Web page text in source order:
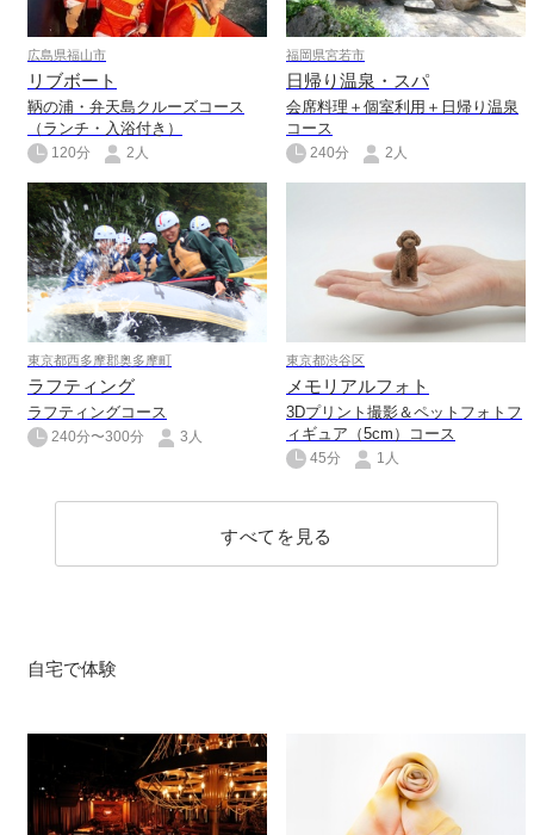
広島県福山市
リブボート
鞆の浦・弁天島クルーズコース
（ランチ・入浴付き）
120分 2人
福岡県宮若市
日帰り温泉・スパ
会席料理＋個室利用＋日帰り温泉
コース
240分 2人
東京都西多摩郡奥多摩町
ラフティング
ラフティングコース
240分〜300分 3人
東京都渋谷区
メモリアルフォト
3Dプリント撮影＆ペットフォトフ
ィギュア（5cm）コース
45分 1人
すべてを見る
自宅で体験